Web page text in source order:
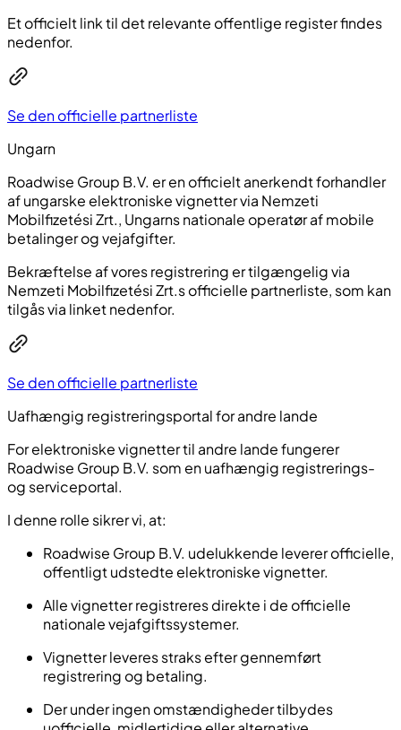
Et officielt link til det relevante offentlige register findes
nedenfor.
Se den officielle partnerliste
Ungarn
Roadwise Group B.V. er en officielt anerkendt forhandler
af ungarske elektroniske vignetter via Nemzeti
Mobilfizetési Zrt., Ungarns nationale operatør af mobile
betalinger og vejafgifter.
Bekræftelse af vores registrering er tilgængelig via
Nemzeti Mobilfizetési Zrt.s officielle partnerliste, som kan
tilgås via linket nedenfor.
Se den officielle partnerliste
Uafhængig registreringsportal for andre lande
For elektroniske vignetter til andre lande fungerer
Roadwise Group B.V. som en uafhængig registrerings-
og serviceportal.
I denne rolle sikrer vi, at:
Roadwise Group B.V. udelukkende leverer officielle,
offentligt udstedte elektroniske vignetter.
Alle vignetter registreres direkte i de officielle
nationale vejafgiftssystemer.
Vignetter leveres straks efter gennemført
registrering og betaling.
Der under ingen omstændigheder tilbydes